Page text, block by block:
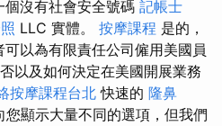
沒有社會安全號碼 記帳士
LLC 實體。 按摩課程 是的，
以為有限責任公司僱用美國員
以及如何決定在美國開展業務
按摩課程台北 快速的 隆鼻
您顯示大量不同的選項，但我們